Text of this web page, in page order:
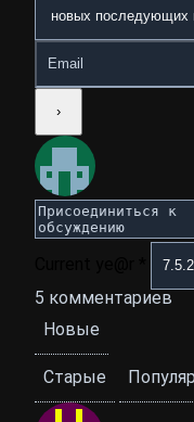
5 комментариев
Новые
Старые